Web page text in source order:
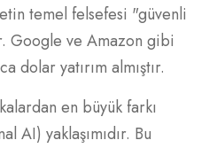
temel felsefesi "güvenli
Google ve Amazon gibi
dolar yatırım almıştır.
en büyük farkı
AI) yaklaşımıdır. Bu